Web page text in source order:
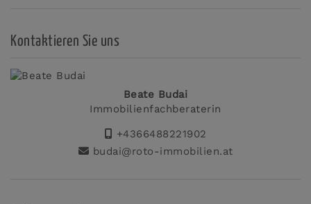
Kontaktieren Sie uns
Beate Budai
Immobilienfachberaterin
+4366488221902
budai@roto-immobilien.at